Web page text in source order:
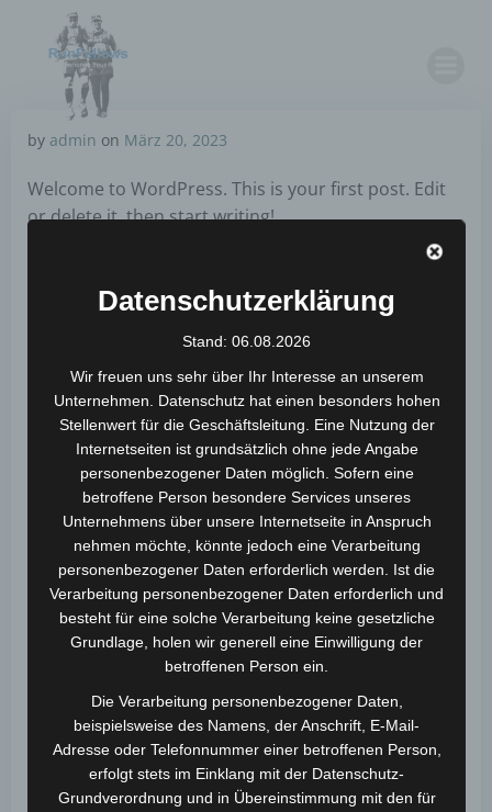
by admin on März 20, 2023
Welcome to WordPress. This is your first post. Edit
or delete it, then start writing!
No Tag
No responses yet
Schreibe einen Kommentar
Deine E-Mail-Adresse wird nicht veröffentlicht.
Erforderliche Felder sind mit*markiert
Kommentar*
Datenschutzerklärung
Stand: 06.08.2026
Wir freuen uns sehr über Ihr Interesse an unserem
Unternehmen. Datenschutz hat einen besonders hohen
Stellenwert für die Geschäftsleitung. Eine Nutzung der
Internetseiten ist grundsätzlich ohne jede Angabe
personenbezogener Daten möglich. Sofern eine
betroffene Person besondere Services unseres
Unternehmens über unsere Internetseite in Anspruch
nehmen möchte, könnte jedoch eine Verarbeitung
personenbezogener Daten erforderlich werden. Ist die
Verarbeitung personenbezogener Daten erforderlich und
besteht für eine solche Verarbeitung keine gesetzliche
Grundlage, holen wir generell eine Einwilligung der
betroffenen Person ein.
Die Verarbeitung personenbezogener Daten,
beispielsweise des Namens, der Anschrift, E-Mail-
Adresse oder Telefonnummer einer betroffenen Person,
erfolgt stets im Einklang mit der Datenschutz-
Grundverordnung und in Übereinstimmung mit den für